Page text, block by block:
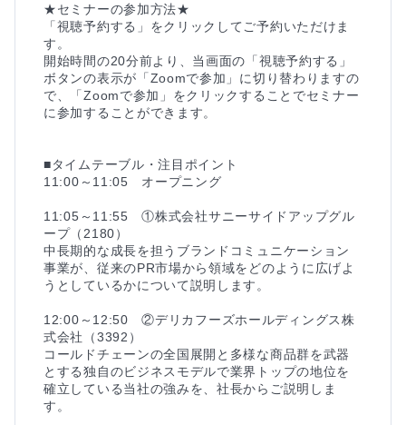
★セミナーの参加方法★
「視聴予約する」をクリックしてご予約いただけま
す。
開始時間の20分前より、当画面の「視聴予約する」
ボタンの表示が「Zoomで参加」に切り替わりますの
で、「Zoomで参加」をクリックすることでセミナー
に参加することができます。
■タイムテーブル・注目ポイント
11:00～11:05　オープニング
11:05～11:55　①株式会社サニーサイドアップグル
ープ（2180）
中長期的な成長を担うブランドコミュニケーション
事業が、従来のPR市場から領域をどのように広げよ
うとしているかについて説明します。
12:00～12:50　②デリカフーズホールディングス株
式会社（3392）
コールドチェーンの全国展開と多様な商品群を武器
とする独自のビジネスモデルで業界トップの地位を
確立している当社の強みを、社長からご説明しま
す。